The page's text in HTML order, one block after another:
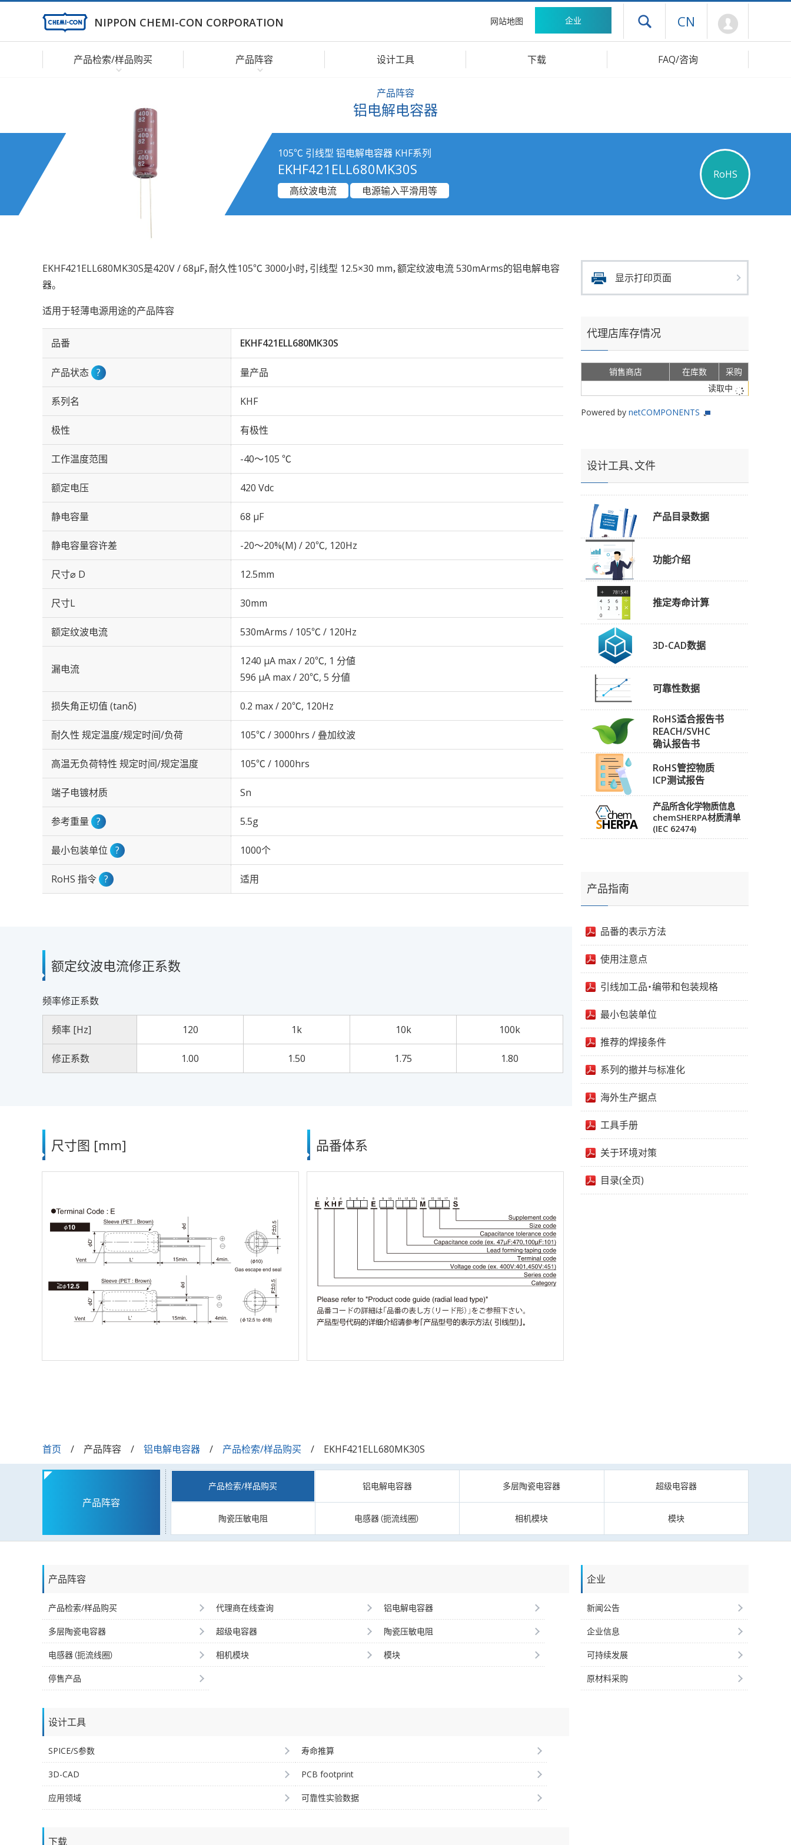
NIPPON CHEMI-CON CORPORATION 网站地图 企业 打开抽屉菜单
CN
产品检索/样品购买 产品阵容 设计工具 下载 FAQ/咨询
产品阵容
铝电解电容器
105℃ 引线型 铝电解电容器 KHF系列
EKHF421ELL680MK30S
RoHS
高纹波电流
电源输入平滑用等
EKHF421ELL680MK30S是420V / 68µF，耐久性105℃ 3000小时，引线型 12.5×30 mm，额定纹波电流 530mArms的铝电解电容
器。
适用于轻薄电源用途的产品阵容
品番 EKHF421ELL680MK30S
产品状态 ? 量产品
系列名 KHF
极性 有极性
工作温度范围 -40～105 ℃
额定电压 420 Vdc
静电容量 68 µF
静电容量容许差 -20～20%(M) / 20℃, 120Hz
尺寸⌀ D 12.5mm
尺寸L 30mm
额定纹波电流 530mArms / 105℃ / 120Hz
漏电流
1240 μA max / 20℃, 1 分値
596 μA max / 20℃, 5 分値
损失角正切值 (tanδ) 0.2 max / 20℃, 120Hz
耐久性 规定温度/规定时间/负荷 105℃ / 3000hrs / 叠加纹波
高温无负荷特性 规定时间/规定温度 105℃ / 1000hrs
端子电镀材质 Sn
参考重量 ? 5.5g
最小包装单位 ? 1000个
RoHS 指令 ? 适用
额定纹波电流修正系数
频率修正系数
频率 [Hz] 120 1k 10k 100k
修正系数 1.00 1.50 1.75 1.80
尺寸图 [mm] 品番体系
显示打印页面
代理店库存情况
销售商店 在库数
采购
读取中
Powered by netCOMPONENTS
设计工具、文件
产品目录数据
功能介绍
推定寿命计算
3D-CAD数据
可靠性数据
RoHS适合报告书
REACH/SVHC
确认报告书
RoHS管控物质
ICP测试报告
产品所含化学物质信息
chemSHERPA材质清单
(IEC 62474)
产品指南
品番的表示方法
使用注意点
引线加工品・编带和包装规格
最小包装单位
推荐的焊接条件
系列的撤并与标准化
海外生产据点
工具手册
关于环境对策
目录(全页)
首页 产品阵容 铝电解电容器 产品检索/样品购买 EKHF421ELL680MK30S
产品阵容
产品检索/样品购买 铝电解电容器 多层陶瓷电容器 超级电容器
陶瓷压敏电阻 电感器（扼流线圈） 相机模块 模块
产品阵容
产品检索/样品购买 代理商在线查询 铝电解电容器
多层陶瓷电容器 超级电容器 陶瓷压敏电阻
电感器（扼流线圈） 相机模块 模块
停售产品
设计工具
SPICE/S参数 寿命推算
3D-CAD PCB footprint
应用领域 可靠性实验数据
下载
企业
新闻公告
企业信息
可持续发展
原材料采购